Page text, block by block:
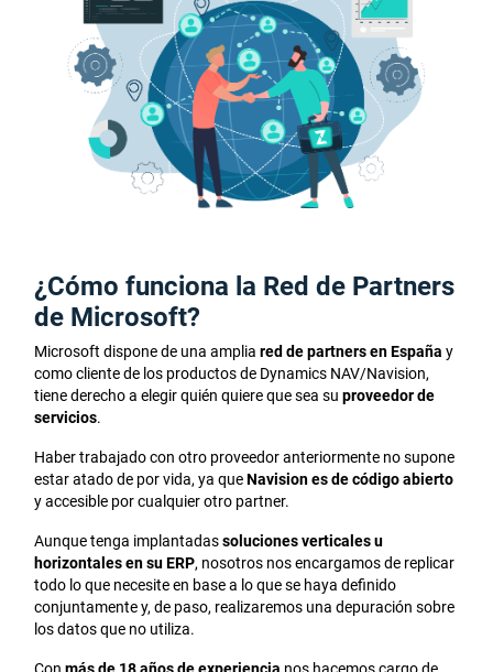
¿Cómo funciona la Red de Partners
de Microsoft?
Microsoft dispone de una ampliared de partners en España y
como cliente de los productos de Dynamics NAV/Navision,
tiene derecho a elegir quién quiere que sea suproveedor de
servicios.
Haber trabajado con otro proveedor anteriormente no supone
estar atado de por vida, ya queNavision es de código abierto
y accesible por cualquier otro partner.
Aunque tenga implantadassoluciones verticales u
horizontales en su ERP, nosotros nos encargamos de replicar
todo lo que necesite en base a lo que se haya definido
conjuntamente y, de paso, realizaremos una depuración sobre
los datos que no utiliza.